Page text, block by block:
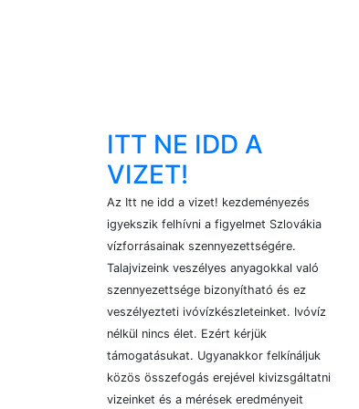
ITT NE IDD A
VIZET!
Az Itt ne idd a vizet! kezdeményezés
igyekszik felhívni a figyelmet Szlovákia
vízforrásainak szennyezettségére.
Talajvizeink veszélyes anyagokkal való
szennyezettsége bizonyítható és ez
veszélyezteti ivóvízkészleteinket. Ivóvíz
nélkül nincs élet. Ezért kérjük
támogatásukat. Ugyanakkor felkínáljuk
közös összefogás erejével kivizsgáltatni
vizeinket és a mérések eredményeit